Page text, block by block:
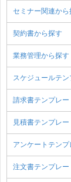
セミナー関連から
契約書から探す
業務管理から探す
スケジュールテ
請求書テンプレ
見積書テンプレ
アンケートテン
注文書テンプレ